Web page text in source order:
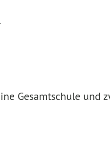
Gesamtschule und